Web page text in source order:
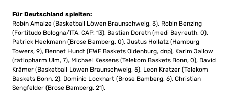
Für Deutschland spielten:
Robin Amaize (Basketball Löwen Braunschweig, 3), Robin Benzing
(Fortitudo Bologna/ITA, CAP, 13), Bastian Doreth (medi Bayreuth, 0),
Patrick Heckmann (Brose Bamberg, 0), Justus Hollatz (Hamburg
Towers, 9), Bennet Hundt (EWE Baskets Oldenburg, dnp), Karim Jallow
(ratiopharm Ulm, 7), Michael Kessens (Telekom Baskets Bonn, 0), David
Krämer (Basketball Löwen Braunschweig, 5), Leon Kratzer (Telekom
Baskets Bonn, 2), Dominic Lockhart (Brose Bamberg, 6), Christian
Sengfelder (Brose Bamberg, 21).